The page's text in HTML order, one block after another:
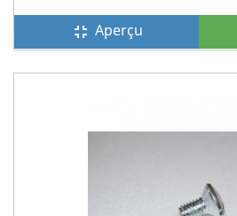
fullscreen_exit Aperçu